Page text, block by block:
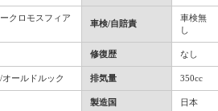
クロモスフィア
車検/自賠責
車検無
し
修復歴 なし
ールドルック 排気量 350cc
製造国 日本